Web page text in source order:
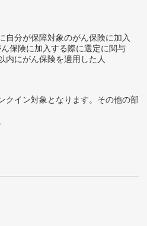
自分が保障対象のがん保険に加入
保険に加入する際に選定に関与
内にがん保険を適用した人
クイン対象となります。その他の部